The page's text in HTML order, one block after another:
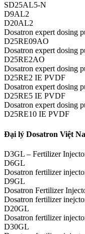
SD25AL5-N
D9AL2
D20AL2
Dosatron expert dosing
D25RE09AO
Dosatron expert dosing
D25RE2AO
Dosatron expert dosing
D25RE2 IE PVDF
Dosatron expert dosing
D25RE5 IE PVDF
Dosatron expert dosing
D25RE10 IE PVDF
Đại lý Dosatron Việt
D3GL – Fertilizer
D6GL
Dosatron fertilizer
D9GL
Dosatron Fertilizer
Dosatron fertilizer
D20GL
Dosatron fertilizer
D30GL